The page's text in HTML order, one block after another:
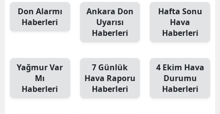
Don Alarmı
Haberleri
Ankara Don
Uyarısı
Haberleri
Hafta Sonu
Hava
Haberleri
Yağmur Var
Mı
Haberleri
7 Günlük
Hava Raporu
Haberleri
4 Ekim Hava
Durumu
Haberleri